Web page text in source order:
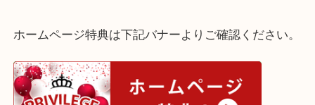
ブランドの食器もお買取りいたします。
使わないなと判断されたらぜひ大吉三宮オーパ２店
くださいませ